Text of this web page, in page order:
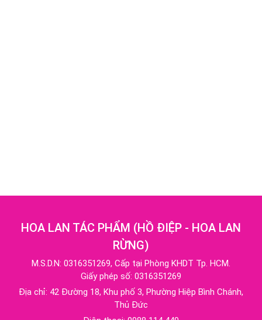
HOA LAN TÁC PHẨM (HỒ ĐIỆP - HOA LAN
RỪNG)
M.S.D.N: 0316351269, Cấp tại Phòng KHDT Tp. HCM.
Giấy phép số: 0316351269
Địa chỉ: 42 Đường 18, Khu phố 3, Phường Hiệp Bình Chánh,
Thủ Đức